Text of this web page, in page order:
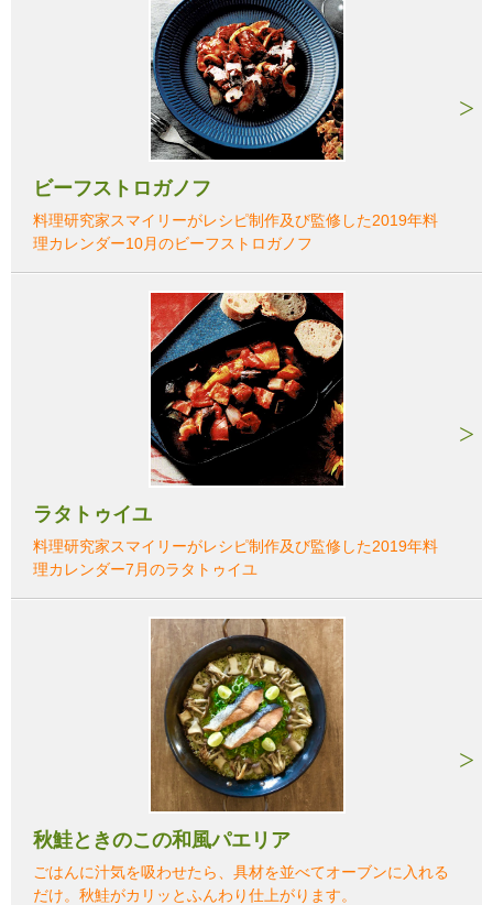
ビーフストロガノフ
料理研究家スマイリーがレシピ制作及び監修した2019年料
理カレンダー10月のビーフストロガノフ
ラタトゥイユ
料理研究家スマイリーがレシピ制作及び監修した2019年料
理カレンダー7月のラタトゥイユ
秋鮭ときのこの和風パエリア
ごはんに汁気を吸わせたら、具材を並べてオーブンに入れる
だけ。秋鮭がカリッとふんわり仕上がります。